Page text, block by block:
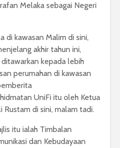
Melaka sebagai Negeri
di kawasan Malim di sini,
akhir tahun ini,
kepada lebih
perumahan di kawasan
UniFi itu oleh Ketua
di sini, malam tadi.
itu ialah Timbalan
dan Kebudayaan